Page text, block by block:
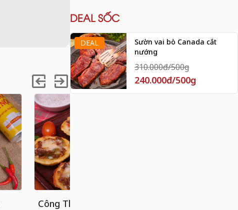
Công Thức Bánh Tart Khoai Tây
DEAL SỐC
DEAL
Sườn vai bò Canada cắt
nướng
310.000đ/500g
240.000đ/500g